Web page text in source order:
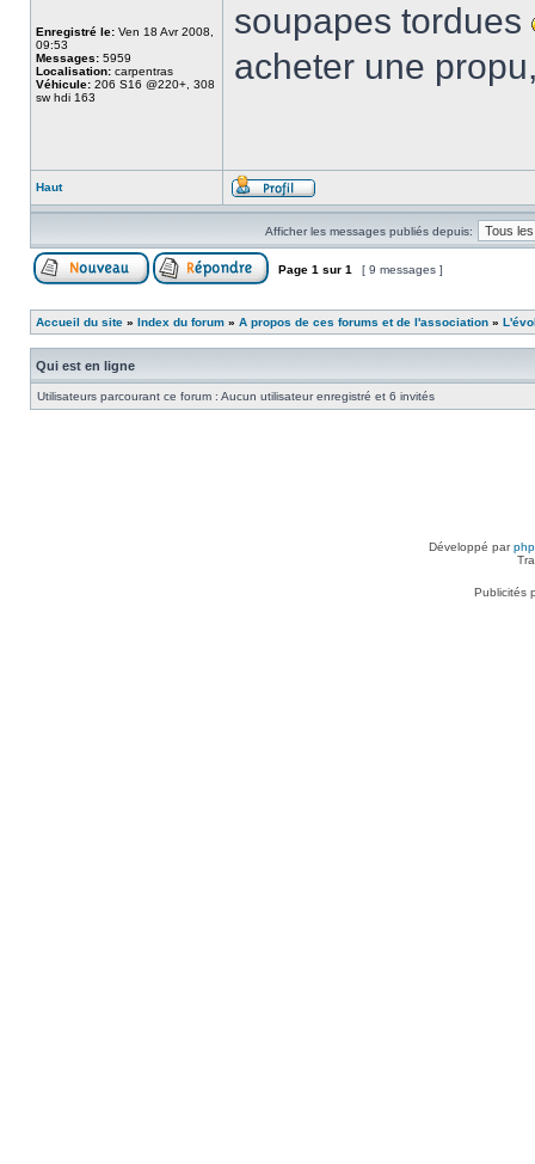
Enregistré le: Ven 18 Avr 2008,
09:53
Messages: 5959
Localisation: carpentras
Véhicule: 206 S16 @220+, 308
sw hdi 163
soupapes tordues
acheter une
Haut
Afficher les messages publiés depuis:
Page 1 sur 1 [ 9 messages ]
Accueil du site » Index du forum » A propos de ces forums et de l'association »
Qui est en ligne
Utilisateurs parcourant ce forum : Aucun utilisateur enregistré et 6 invités
Développé par
Publicités